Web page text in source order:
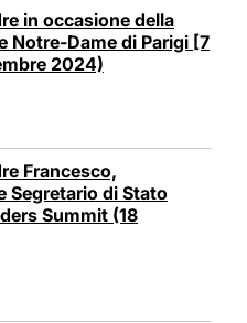
in occasione della
Notre-Dame di Parigi [7
2024)
Francesco,
Segretario di Stato
Summit (18